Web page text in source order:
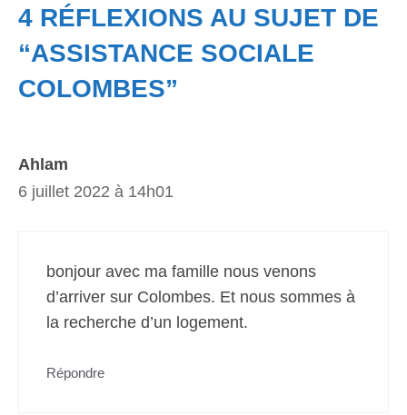
4 RÉFLEXIONS AU SUJET DE
“ASSISTANCE SOCIALE
COLOMBES”
Ahlam
6 juillet 2022 à 14h01
bonjour avec ma famille nous venons
d’arriver sur Colombes. Et nous sommes à
la recherche d’un logement.
Répondre